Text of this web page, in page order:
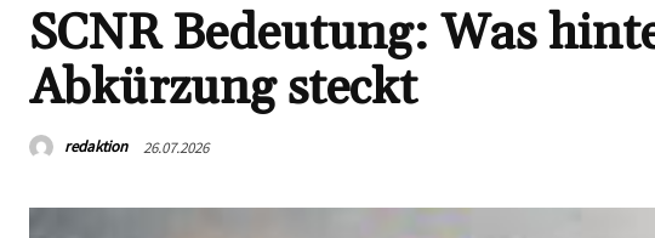
SCNR Bedeutung: Was
Abkürzung steckt
redaktion 26.07.2026